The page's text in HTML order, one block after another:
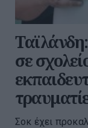
σε
Σοκ έχει